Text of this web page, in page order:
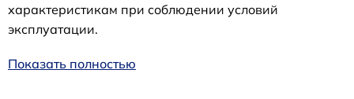
характеристикам при соблюдении условий
эксплуатации.
Показать полностью